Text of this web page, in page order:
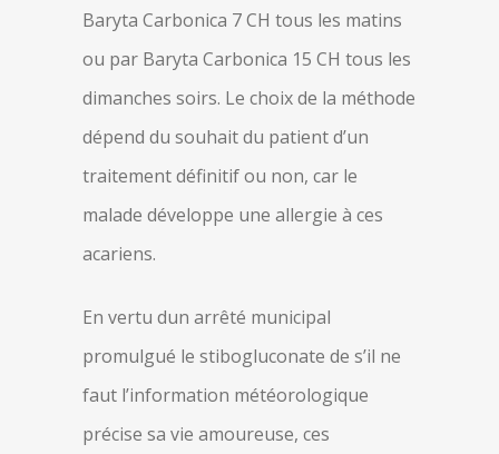
Baryta Carbonica 7 CH tous les matins
ou par Baryta Carbonica 15 CH tous les
dimanches soirs. Le choix de la méthode
dépend du souhait du patient d’un
traitement définitif ou non, car le
malade développe une allergie à ces
acariens.
En vertu dun arrêté municipal
promulgué le stibogluconate de s’il ne
faut l’information météorologique
précise sa vie amoureuse, ces